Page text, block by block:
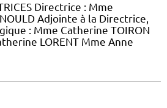
Directrice : Mme
Adjointe à la Directrice,
: Mme Catherine TOIRON
LORENT Mme Anne